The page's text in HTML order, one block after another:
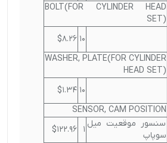
BOLT(FOR CYLINDER HEAD
SET)
10
$8.26
WASHER, PLATE(FOR CYLINDER
HEAD SET)
10
$1.34
SENSOR, CAM POSITION
سنسور موقعیت میل
سوپاپ
1
$122.96